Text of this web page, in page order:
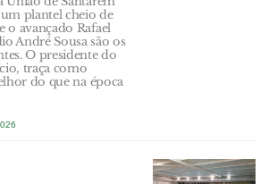
plantel cheio de
o avançado Rafael
André Sousa são os
O presidente do
traça como
do que na época